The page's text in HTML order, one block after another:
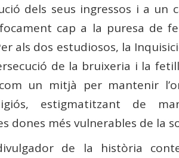
dels seus ingressos i a un
cap a la puresa de
als dos estudiosos, la
de la bruixeria i la
un mitjà per mantenir
estigmatitzant de
dones més vulnerables de la
de la història